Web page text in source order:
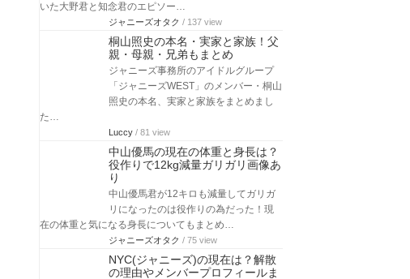
いた大野君と知念君のエピソー…
ジャニーズオタク / 137 view
桐山照史の本名・実家と家族！父
親・母親・兄弟もまとめ
ジャニーズ事務所のアイドルグループ
「ジャニーズWEST」のメンバー・桐山
照史の本名、実家と家族をまとめまし
た…
Luccy / 81 view
中山優馬の現在の体重と身長は？
役作りで12kg減量ガリガリ画像あ
り
中山優馬君が12キロも減量してガリガ
リになったのは役作りの為だった！現
在の体重と気になる身長についてもまとめ…
ジャニーズオタク / 75 view
NYC(ジャニーズ)の現在は？解散
の理由やメンバープロフィールま